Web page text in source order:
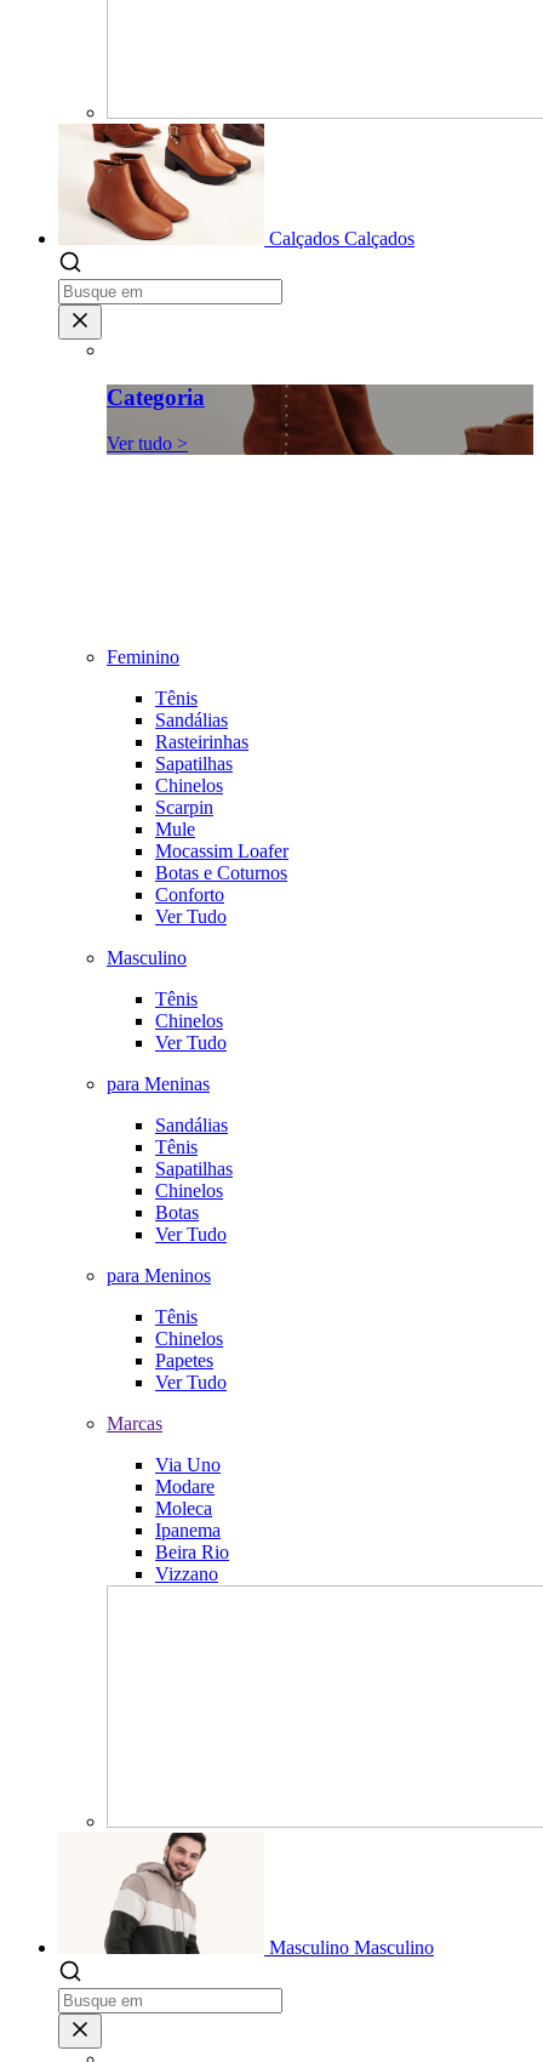
Calçados Calçados
Categoria
Ver tudo >
Feminino
Tênis
Sandálias
Rasteirinhas
Sapatilhas
Chinelos
Scarpin
Mule
Mocassim Loafer
Botas e Coturnos
Conforto
Ver Tudo
Masculino
Tênis
Chinelos
Ver Tudo
para Meninas
Sandálias
Tênis
Sapatilhas
Chinelos
Botas
Ver Tudo
para Meninos
Tênis
Chinelos
Papetes
Ver Tudo
Marcas
Via Uno
Modare
Moleca
Ipanema
Beira Rio
Vizzano
Masculino Masculino